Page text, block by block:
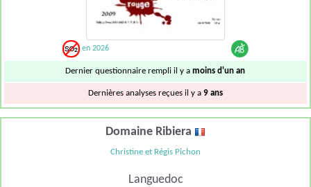
en 2026
Dernier questionnaire rempli il y amoins d'un an
Dernières analyses reçues il y a 9 ans
Domaine Ribiera
Christine et Régis Pichon
Languedoc